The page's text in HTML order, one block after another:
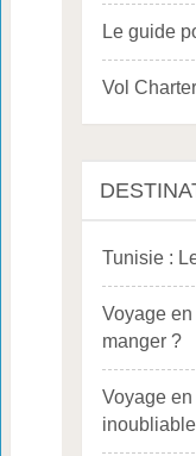
Le guide
Vol
Tunisie :
Voyage
manger ?
Voyage
inoubliable